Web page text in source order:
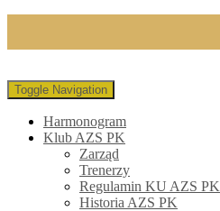
Toggle Navigation
Harmonogram
Klub AZS PK
Zarząd
Trenerzy
Regulamin KU AZS PK
Historia AZS PK